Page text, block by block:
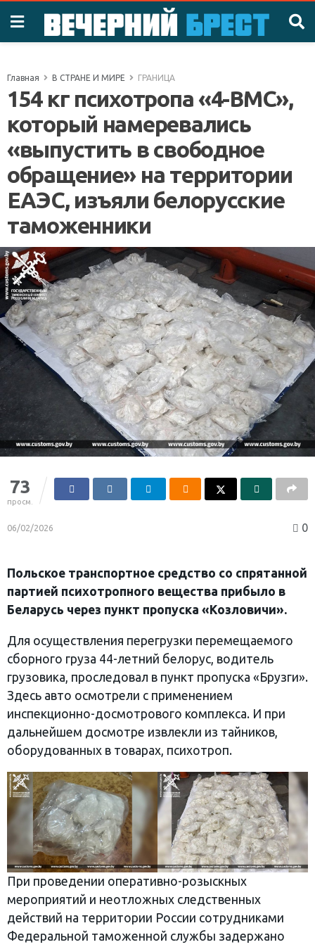
Главная В СТРАНЕ И МИРЕ ГРАНИЦА
154 кг психотропа «4-ВМС»,
который намеревались
«выпустить в свободное
обращение» на территории
ЕАЭС, изъяли белорусские
таможенники
73
просм.
06/02/2026 0
Польское транспортное средство со спрятанной
партией психотропного вещества прибыло в
Беларусь через пункт пропуска «Козловичи».
Для осуществления перегрузки перемещаемого
сборного груза 44-летний белорус, водитель
грузовика, проследовал в пункт пропуска «Брузги».
Здесь авто осмотрели с применением
инспекционно-досмотрового комплекса. И при
дальнейшем досмотре извлекли из тайников,
оборудованных в товарах, психотроп.
При проведении оперативно-розыскных
мероприятий и неотложных следственных
действий на территории России сотрудниками
Федеральной таможенной службы задержано